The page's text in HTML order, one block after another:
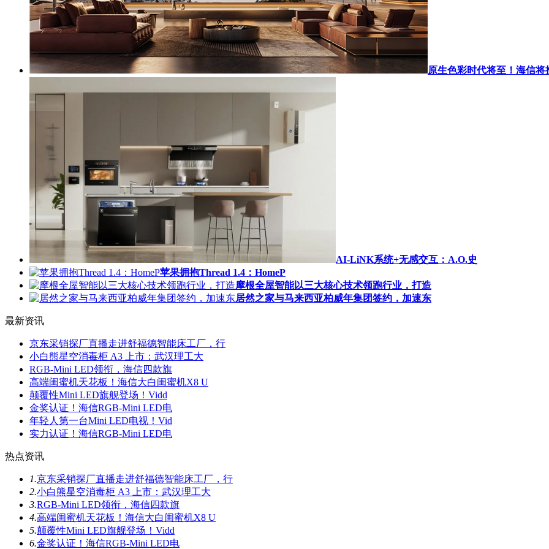
原生色彩时代将至！海信
AI-LiNK系统+无感交互：A.O.史
苹果拥抱Thread 1.4：HomeP
摩根全屋智能以三大核心技术领跑行业，打造
居然之家与马来西亚柏威年集团签约，加速东
最新资讯
京东采销探厂直播走进舒福德智能床工厂，行
小白熊星空消毒柜 A3 上市：武汉理工大
RGB-Mini LED领衔，海信四款旗
高端闺蜜机天花板！海信大白闺蜜机X8 U
颠覆性Mini LED旗舰登场！Vidd
金奖认证！海信RGB-Mini LED电
年轻人第一台Mini LED电视！Vid
实力认证！海信RGB-Mini LED电
热点资讯
1.京东采销探厂直播走进舒福德智能床工厂，行
2.小白熊星空消毒柜 A3 上市：武汉理工大
3.RGB-Mini LED领衔，海信四款旗
4.高端闺蜜机天花板！海信大白闺蜜机X8 U
5.颠覆性Mini LED旗舰登场！Vidd
6.金奖认证！海信RGB-Mini LED电